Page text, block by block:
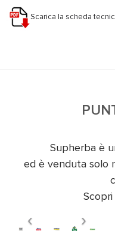
Scarica la scheda
Supherba è
ed è venduta solo
Scopri